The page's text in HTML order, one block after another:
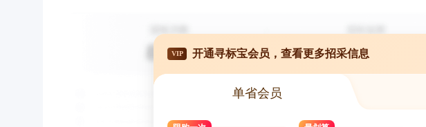
VIP 开通寻标宝会员，查看更多招采信息
单省会员